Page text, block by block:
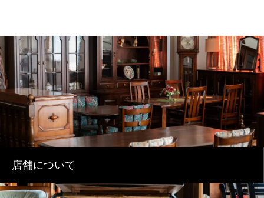
店舗について